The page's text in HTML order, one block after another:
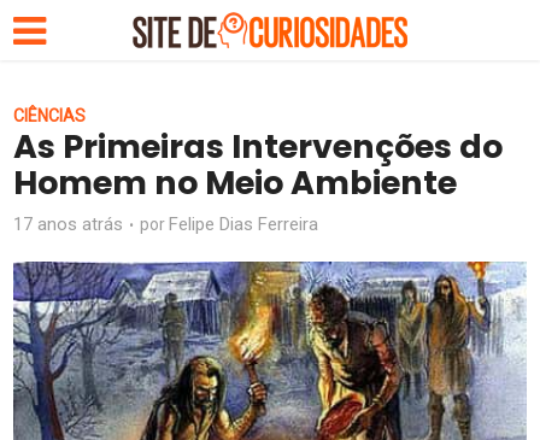
CIÊNCIAS
As Primeiras Intervenções do
Homem no Meio Ambiente
17 anos atrás por Felipe Dias Ferreira